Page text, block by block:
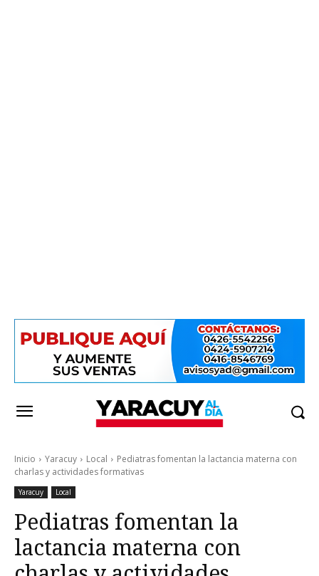
Inicio Yaracuy Local
Pediatras fomentan la lactancia materna con
charlas y actividades formativas
Yaracuy Local
Pediatras fomentan la
lactancia materna con